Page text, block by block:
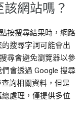
網站嗎？
按搜尋結果時，網路
搜尋字詞可能會出
尋會避免瀏覽器以參
會透過 Google 搜尋
詢相關資料，但是
處理，僅提供多位